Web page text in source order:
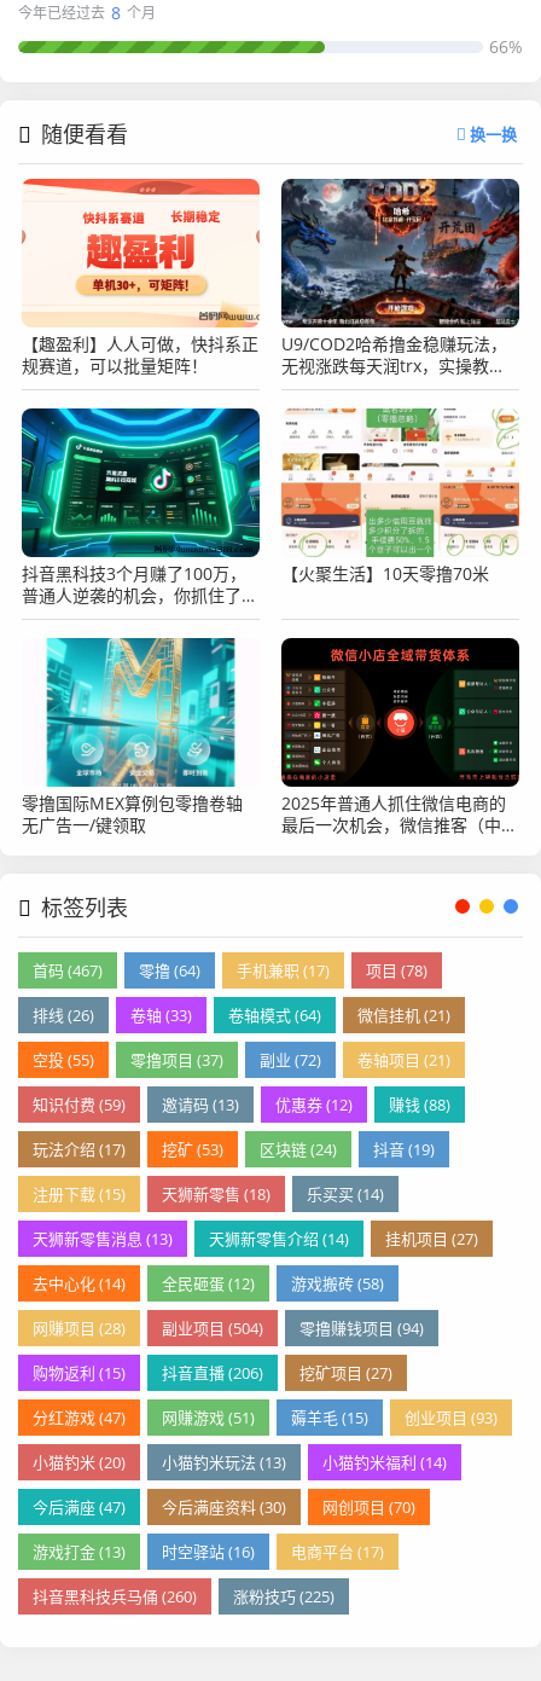
今年已经过去 8 个月
66%
随便看看 换一换
【趣盈利】人人可做，快抖系正
规赛道，可以批量矩阵！
U9/COD2哈希撸金稳赚玩法，
无视涨跌每天润trx，实操教
程！
抖音黑科技3个月赚了100万，
普通人逆袭的机会，你抓住了
吗？
【火聚生活】10天零撸70米
零撸国际MEX算例包零撸卷轴
无广告一/键领取
2025年普通人抓住微信电商的
最后一次机会，微信推客（中国
标签列表
首码 (467) 零撸 (64) 手机兼职 (17) 项目 (78)
排线 (26) 卷轴 (33) 卷轴模式 (64) 微信挂机 (21)
空投 (55) 零撸项目 (37) 副业 (72) 卷轴项目 (21)
知识付费 (59) 邀请码 (13) 优惠券 (12) 赚钱 (88)
玩法介绍 (17) 挖矿 (53) 区块链 (24) 抖音 (19)
注册下载 (15) 天狮新零售 (18) 乐买买 (14)
天狮新零售消息 (13) 天狮新零售介绍 (14) 挂机项目 (27)
去中心化 (14) 全民砸蛋 (12) 游戏搬砖 (58)
网赚项目 (28) 副业项目 (504) 零撸赚钱项目 (94)
购物返利 (15) 抖音直播 (206) 挖矿项目 (27)
分红游戏 (47) 网赚游戏 (51) 薅羊毛 (15) 创业项目 (93)
小猫钓米 (20) 小猫钓米玩法 (13) 小猫钓米福利 (14)
今后满座 (47) 今后满座资料 (30) 网创项目 (70)
游戏打金 (13) 时空驿站 (16) 电商平台 (17)
抖音黑科技兵马俑 (260) 涨粉技巧 (225)